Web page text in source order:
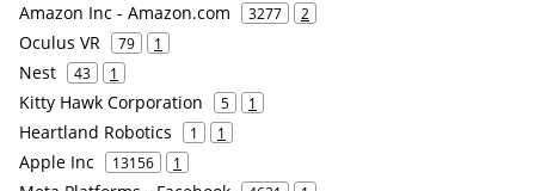
Amazon Inc - Amazon.com 3277 2
Oculus VR 79 1
Nest 43 1
Kitty Hawk Corporation 5 1
Heartland Robotics 1 1
Apple Inc 13156 1